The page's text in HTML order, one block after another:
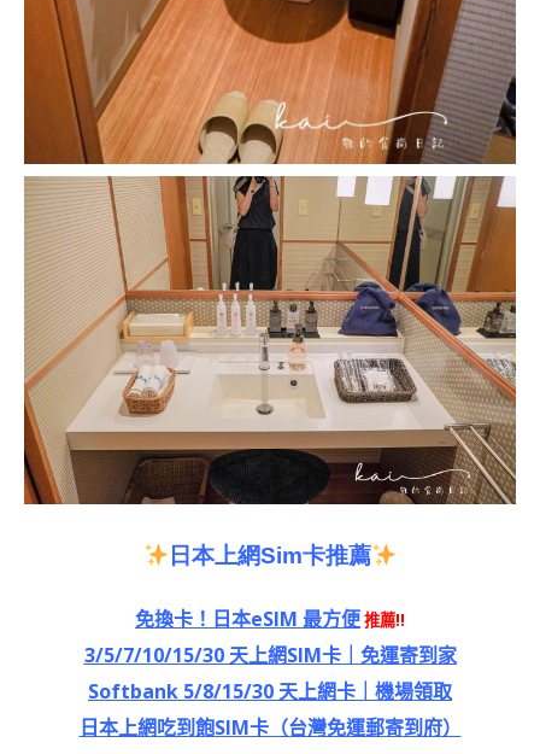
日本上網Sim卡推薦
免換卡！日本eSIM 最方便推薦!!
3/5/7/10/15/30 天上網SIM卡｜免運寄到家
Softbank 5/8/15/30 天上網卡｜機場領取
日本上網吃到飽SIM卡（台灣免運郵寄到府）